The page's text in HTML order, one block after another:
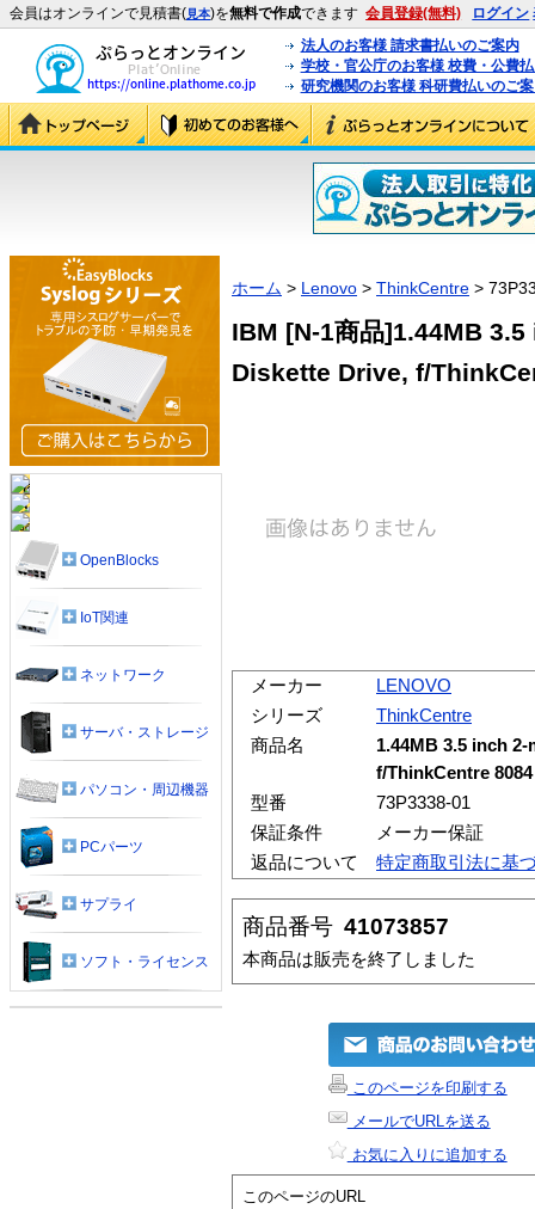
会員はオンラインで見積書(見本)を無料で作成できます 会員登録(無料) ログイン
法人のお客様 請求書払いのご案内
学校・官公庁のお客様 校費・公費
研究機関のお客様 科研費払いのご
ホーム > Lenovo > ThinkCentre >
IBM [N-1商品]1.44MB
Diskette Drive, f/
メーカー
LENOVO
シリーズ
ThinkCentre
商品名
1.44MB 3.5 inch
f/ThinkCentre 8084
型番
73P3338-01
保証条件
メーカー保証
返品について
特定商取引法に基
商品番号 41073857
本商品は販売を終了しました
このページを印刷する
メールでURLを送る
お気に入りに追加する
このページのURL
OpenBlocks
IoT関連
ネットワーク
サーバ・ストレージ
パソコン・周辺機器
PCパーツ
サプライ
ソフト・ライセンス